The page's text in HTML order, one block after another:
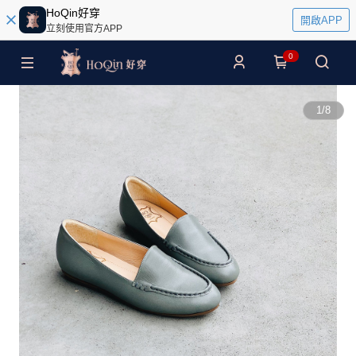
HoQin好穿
立刻使用官方APP
開啟APP
0
1/8